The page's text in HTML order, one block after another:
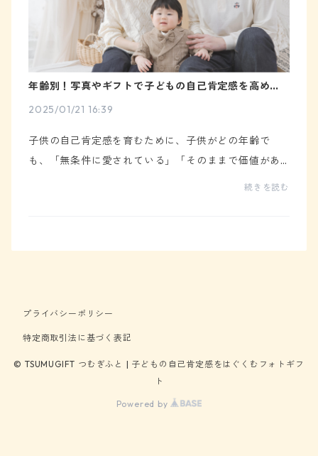
年齢別！写真やギフトで子どもの自己肯定感を高める
2025/01/21 16:39
子供の自己肯定感を育むために、子供がどの年齢で
も、「無条件に愛されている」「そのままで価値があ
る」と感じられる環境を整えることが最も大切です。
続きを読む
プライバシーポリシー
特定商取引法に基づく表記
© TSUMUGIFT つむぎふと | 子どもの自己肯定感をはぐくむフォトギフ
ト
Powered by